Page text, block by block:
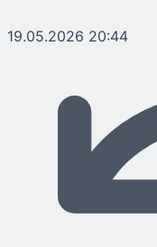
19.05.2026 20:44